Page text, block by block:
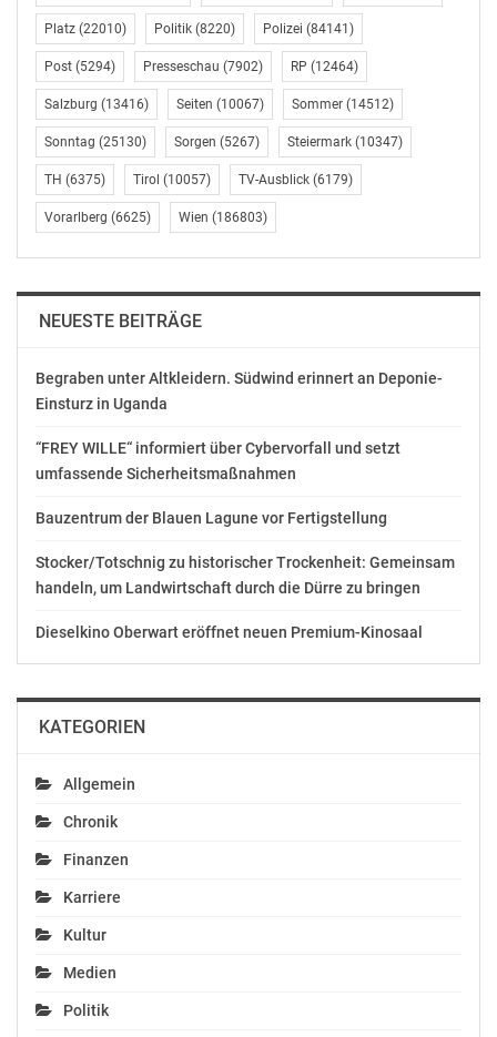
Platz (22010) Politik (8220) Polizei (84141)
Post (5294) Presseschau (7902) RP (12464)
Salzburg (13416) Seiten (10067) Sommer (14512)
Sonntag (25130) Sorgen (5267) Steiermark (10347)
TH (6375) Tirol (10057) TV-Ausblick (6179)
Vorarlberg (6625) Wien (186803)
NEUESTE BEITRÄGE
Begraben unter Altkleidern. Südwind erinnert an Deponie-
Einsturz in Uganda
“FREY WILLE“ informiert über Cybervorfall und setzt
umfassende Sicherheitsmaßnahmen
Bauzentrum der Blauen Lagune vor Fertigstellung
Stocker/Totschnig zu historischer Trockenheit: Gemeinsam
handeln, um Landwirtschaft durch die Dürre zu bringen
Dieselkino Oberwart eröffnet neuen Premium-Kinosaal
KATEGORIEN
Allgemein
Chronik
Finanzen
Karriere
Kultur
Medien
Politik